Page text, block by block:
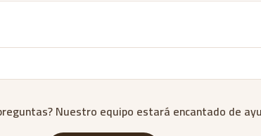
directamente.
Nuestro equipo estará encantado de